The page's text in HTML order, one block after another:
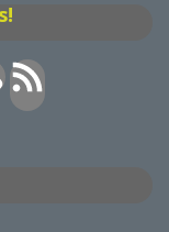
Feed
RSS